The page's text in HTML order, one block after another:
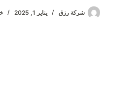
شركة رزق يناير 1, 2025